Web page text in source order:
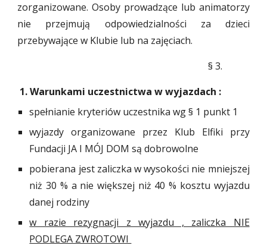
zorganizowane. Osoby prowadzące lub animatorzy
nie przejmują odpowiedzialności za dzieci
przebywające w Klubie lub na zajęciach.
§3.
1. Warunkami uczestnictwa w wyjazdach :
spełnianie kryteriów uczestnika wg § 1 punkt 1
wyjazdy organizowane przez Klub Elfiki przy
Fundacji JA I MÓJ DOM są dobrowolne
pobierana jest zaliczka w wysokości nie mniejszej
niż 30 % a nie większej niż 40 % kosztu wyjazdu
danej rodziny
w razie rezygnacji z wyjazdu , zaliczka NIE
PODLEGA ZWROTOWI